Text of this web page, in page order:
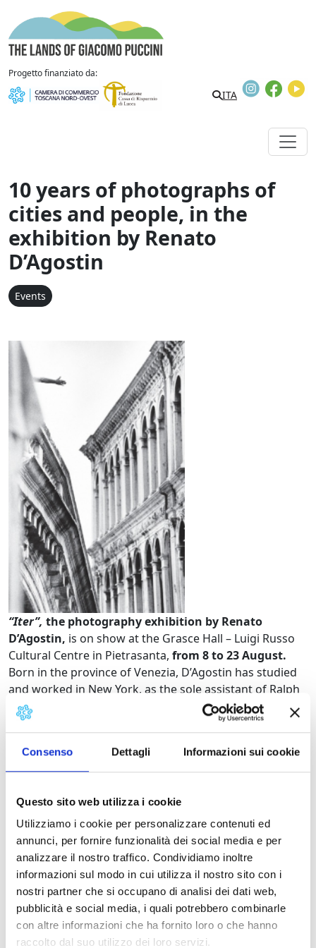
Consenso Dettagli Informazioni sui cookie
Questo sito web utilizza i cookie
Utilizziamo i cookie per personalizzare contenuti ed
annunci, per fornire funzionalità dei social media e per
analizzare il nostro traffico. Condividiamo inoltre
informazioni sul modo in cui utilizza il nostro sito con i
nostri partner che si occupano di analisi dei dati web,
pubblicità e social media, i quali potrebbero combinarle
con altre informazioni che ha fornito loro o che hanno
raccolto dal suo utilizzo dei loro servizi.
Skip to content
Progetto finanziato da:
ITA
Instagram
10 years of photographs of
cities and people, in the
exhibition by Renato
D’Agostin
Events
10 anni di scatti tra
“Iter”, the photography exhibition by Renato
D’Agostin, is on show at the Grasce Hall – Luigi Russo
Cultural Centre in Pietrasanta, from 8 to 23 August.
Born in the province of Venezia, D’Agostin has studied
and worked in New York, as the sole assistant of Ralph
Gibson.
In this exhibition he presents key images that have
marked the last 10 years of his photographic
production. His main subjects, shot with Leica M6, are
them, immortalised in moments that seem unreal and
timeless, almost dreamlike. Famous for his work in
black and white, this exhibition also includes a selection
of colour images, which were first shown in London in
May.
The exhibition“Iter”is open every day from 18:00 to
24:00.